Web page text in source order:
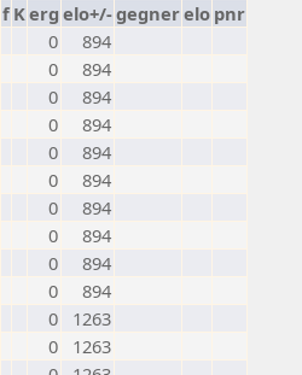
f Kerg elo+/-gegnerelo pnr
0
894
0
894
0
894
0
894
0
894
0
894
0
894
0
894
0
894
0
894
0
1263
0
1263